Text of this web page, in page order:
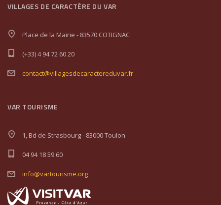
VILLAGES DE CARACTÈRE DU VAR
Place de la Mairie - 83570 COTIGNAC
(+33) 4 94 72 60 20
contact@villagesdecaractereduvar.fr
VAR TOURISME
1, Bd de Strasbourg - 83000 Toulon
04 94 18 59 60
info@vartourisme.org